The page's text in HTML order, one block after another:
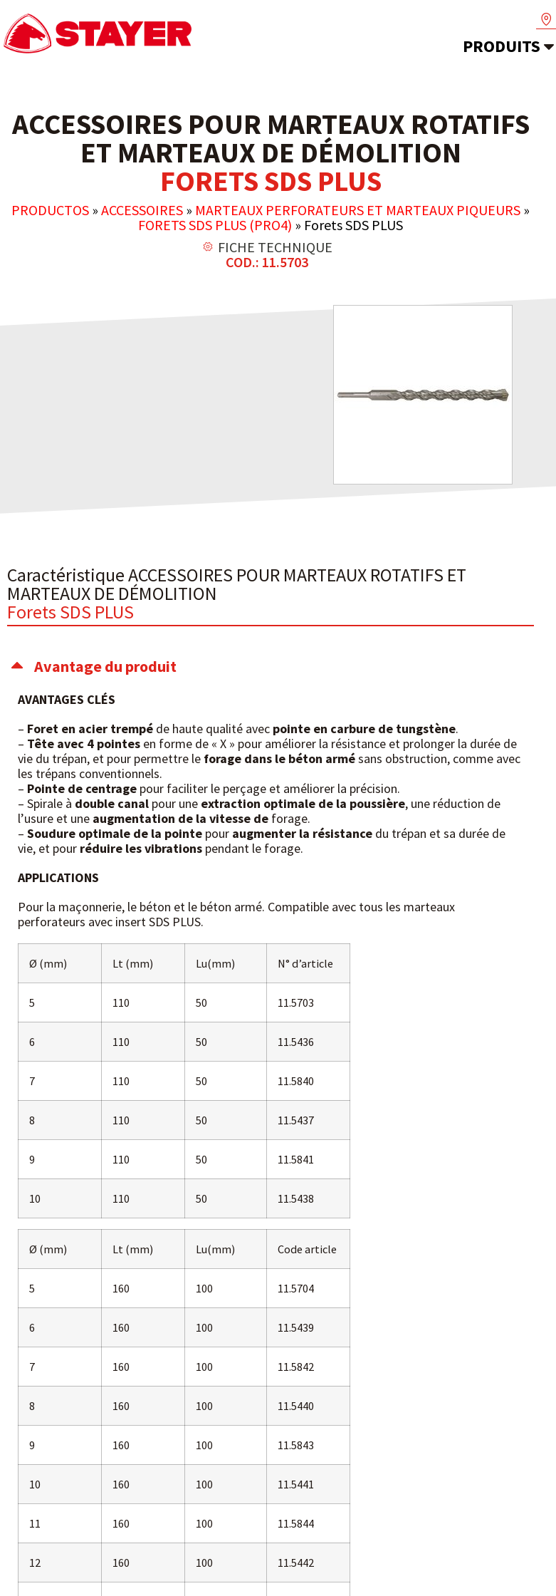
PRODUITS
ACCESSOIRES POUR MARTEAUX ROTATIFS
ET MARTEAUX DE DÉMOLITION
FORETS SDS PLUS
PRODUCTOS » ACCESSOIRES » MARTEAUX PERFORATEURS ET MARTEAUX PIQUEURS »
FORETS SDS PLUS (PRO4) » Forets SDS PLUS
FICHE TECHNIQUE
COD.: 11.5703
Caractéristique ACCESSOIRES POUR MARTEAUX ROTATIFS ET
MARTEAUX DE DÉMOLITION
Forets SDS PLUS
Avantage du produit
AVANTAGES CLÉS
– Foret en acier trempé de haute qualité avec pointe en carbure de tungstène.
– Tête avec 4 pointes en forme de « X » pour améliorer la résistance et prolonger la durée de
vie du trépan, et pour permettre le forage dans le béton armésans obstruction, comme avec
les trépans conventionnels.
– Pointe de centrage pour faciliter le perçage et améliorer la précision.
– Spirale à double canal pour une extraction optimale de la poussière, une réduction de
l’usure et une augmentation de la vitesse de forage.
– Soudure optimale de la pointe pour augmenter la résistance du trépan et sa durée de
vie, et pour réduire lesvibrations pendant le forage.
APPLICATIONS
Pour la maçonnerie, le béton et le béton armé. Compatible avec tous les marteaux
perforateurs avec insert SDS PLUS.
Ø (mm) Lt (mm) Lu(mm) N° d’article
5 110 50 11.5703
6 110 50 11.5436
7 110 50 11.5840
8 110 50 11.5437
9 110 50 11.5841
10 110 50 11.5438
Ø (mm) Lt (mm) Lu(mm) Code article
5 160 100 11.5704
6 160 100 11.5439
7 160 100 11.5842
8 160 100 11.5440
9 160 100 11.5843
10 160 100 11.5441
11 160 100 11.5844
12 160 100 11.5442